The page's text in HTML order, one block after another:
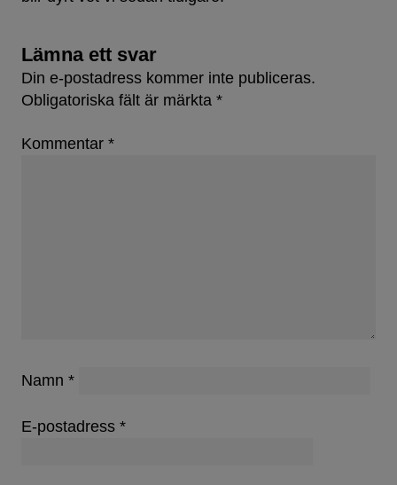
Lämna ett svar
Din e-postadress kommer inte publiceras.
Obligatoriska fält är märkta *
Kommentar *
Namn *
E-postadress *